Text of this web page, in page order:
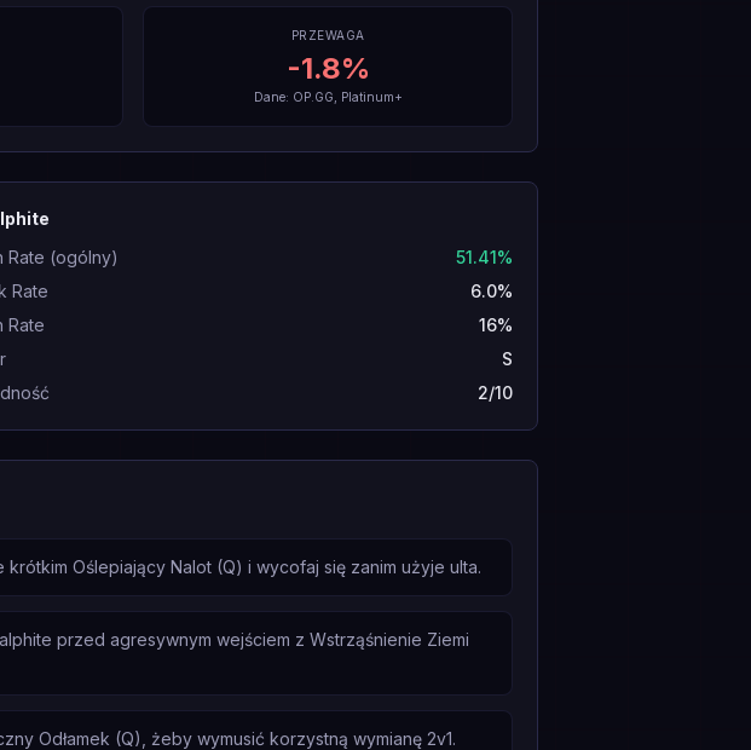
PRZEWAGA
-1.8%
Dane: OP.GG, Platinum+
Rate (ogólny)
51.41%
Rate
6.0%
Rate
16%
S
2/10
Oślepiający Nalot (Q) i wycofaj się zanim użyje ulta.
przed agresywnym wejściem z Wstrząśnienie Ziemi
Odłamek (Q), żeby wymusić korzystną wymianę 2v1.